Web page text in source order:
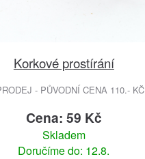
Korkové prostírání
- PŮVODNÍ CENA 110.- KČ
Cena: 59 Kč
Skladem
Doručíme do: 12.8.